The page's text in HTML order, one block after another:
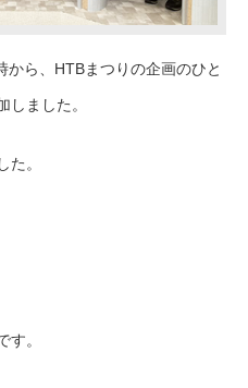
ら、HTBまつりの企画のひと
しました。
た。
す。